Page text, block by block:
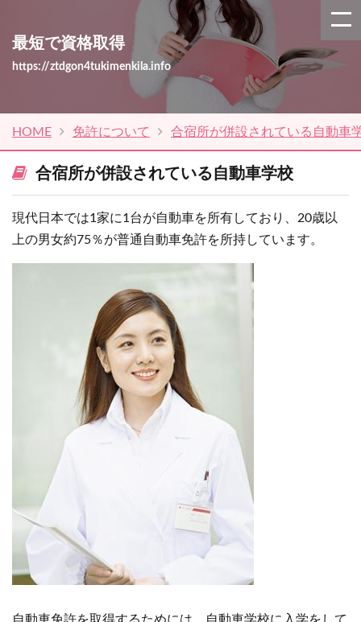
最短で資格取得
https://ztdgon4tukimenkila.info
HOME 免許について 合宿所が併設されている自動車
合宿所が併設されている自動車学校
現代日本では1家に1台が自動車を所有しており、20歳以
上の男女約75％が普通自動車免許を所持しています。